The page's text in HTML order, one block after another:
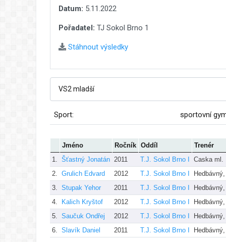
Datum: 5.11.2022
Pořadatel: TJ Sokol Brno 1
Stáhnout výsledky
Sport: sportovní
Jméno Ročník Oddíl
Trenér
1.
Šťastný Jonatán 2011 T.J. Sokol Brno I Caska ml.
2.
Grulich Edvard 2012 T.J. Sokol Brno I
3.
Stupak Yehor 2011 T.J. Sokol Brno I
4.
Kalich Kryštof 2012 T.J. Sokol Brno I
5.
Saučuk Ondřej 2012 T.J. Sokol Brno I
6.
Slavík Daniel 2011 T.J. Sokol Brno I